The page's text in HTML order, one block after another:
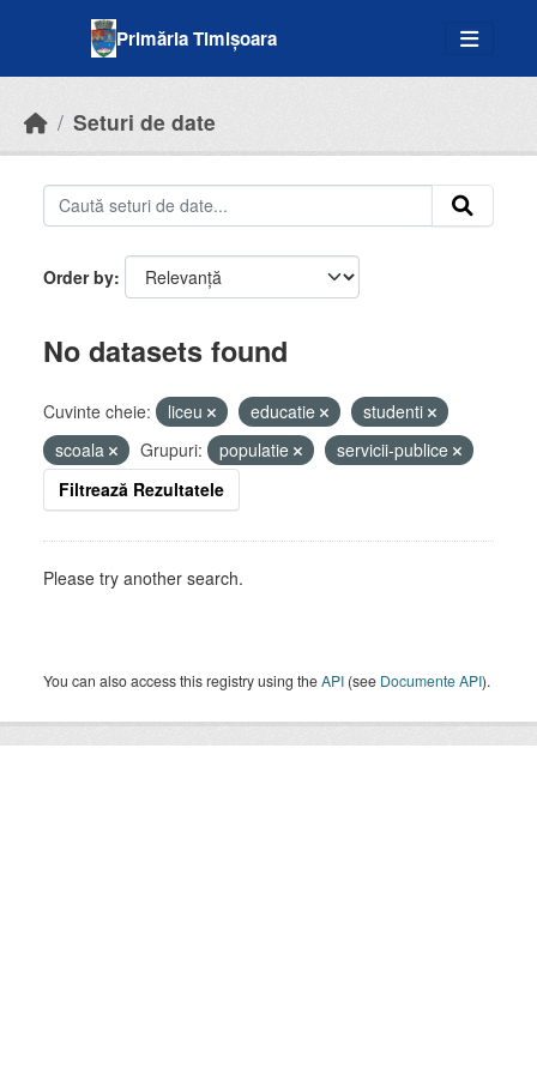
Primăria Timișoara
Seturi de date
Order by
No datasets found
Cuvinte cheie: liceu educatie
studenti
scoala
Grupuri: populatie
servicii-publice
Filtrează Rezultatele
Please try another search.
You can also access this registry using theAPI (see Documente API).